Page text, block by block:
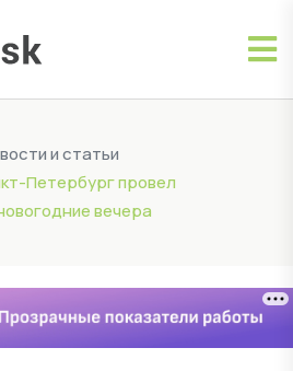
и статьи
Петербург провел
вечера